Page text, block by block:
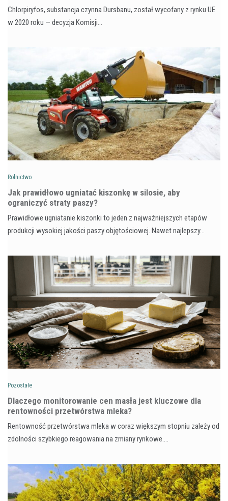
Chlorpiryfos, substancja czynna Dursbanu, został wycofany z rynku UE
w 2020 roku — decyzja Komisji…
Rolnictwo
Jak prawidłowo ugniatać kiszonkę w silosie, aby
ograniczyć straty paszy?
Prawidłowe ugniatanie kiszonki to jeden z najważniejszych etapów
produkcji wysokiej jakości paszy objętościowej. Nawet najlepszy…
Pozostałe
Dlaczego monitorowanie cen masła jest kluczowe dla
rentowności przetwórstwa mleka?
Rentowność przetwórstwa mleka w coraz większym stopniu zależy od
zdolności szybkiego reagowania na zmiany rynkowe.…